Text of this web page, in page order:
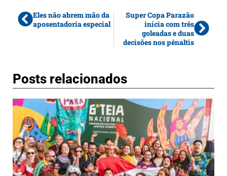
Eles não abrem mão da
aposentadoria especial
Super Copa Parazão
inicia com três
goleadas e duas
decisões nos pênaltis
Posts relacionados